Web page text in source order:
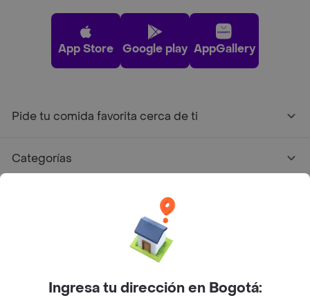
App Store Google play AppGallery
Pide tu comida favorita cerca de ti
Categorías
Facebook
Twitter
Instagram
Ingresa tu dirección en Bogotá: